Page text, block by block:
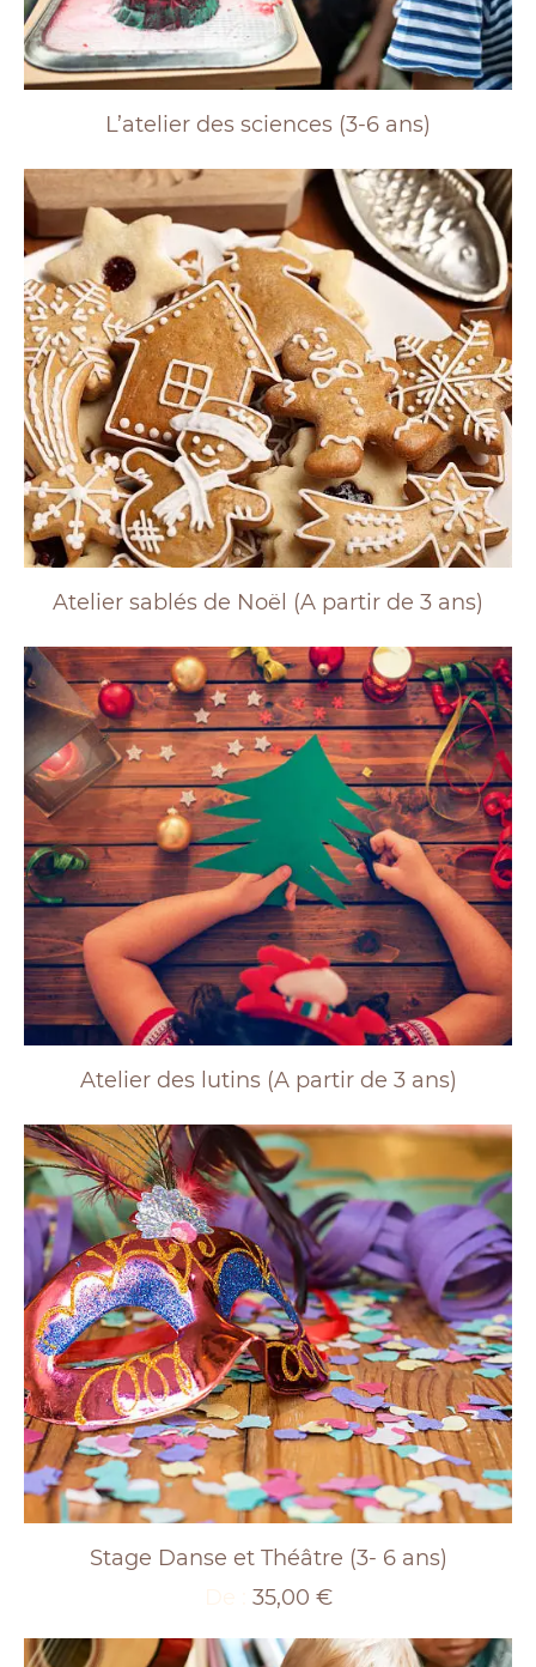
L’atelier des sciences (3-6 ans)
Atelier sablés de Noël (A partir de 3 ans)
Atelier des lutins (A partir de 3 ans)
Stage Danse et Théâtre (3- 6 ans)
35,00 €